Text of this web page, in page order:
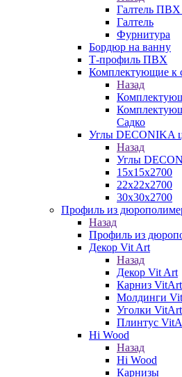
Галтель ПВХ
Галтель
Фурнитура
Бордюр на ванну
Т-профиль ПВХ
Комплектующие к
Назад
Садко
Углы DECONIKA
Назад
Углы
15х15х2700
22х22х2700
30х30х2700
Профиль из
Назад
Профиль из
Декор Vit Art
Назад
Декор Vit Art
Карниз VitArt
Молдинги
Уголки VitArt
Плинтус
Hi Wood
Назад
Hi Wood
Карнизы